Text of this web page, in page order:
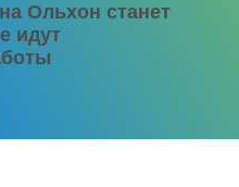
Ольхон станет
идут